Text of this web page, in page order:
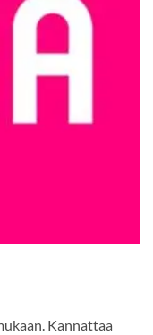
Kannattaa